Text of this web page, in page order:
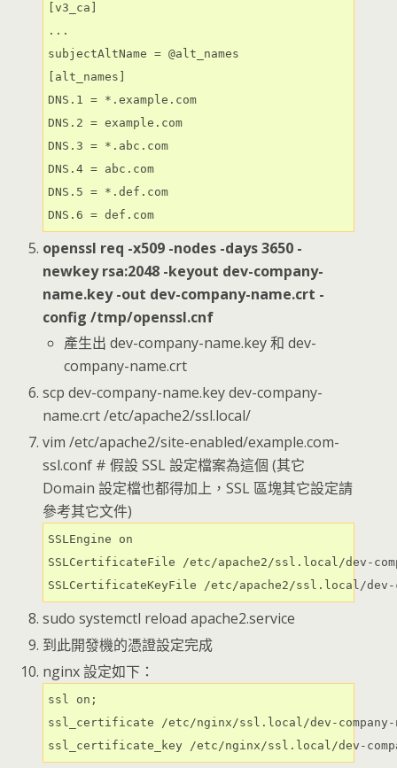
[v3_ca]
...
subjectAltName = @alt_names
[alt_names]
DNS.1 = *.example.com
DNS.2 = example.com
DNS.3 = *.abc.com
DNS.4 = abc.com
DNS.5 = *.def.com
openssl req -x509 -nodes -days 3650 -
newkey rsa:2048 -keyout dev-company-
name.key -out dev-company-name.crt -
config /tmp/openssl.cnf
產生出 dev-company-name.key 和 dev-
company-name.crt
scp dev-company-name.key dev-company-
name.crt /etc/apache2/ssl.local/
vim /etc/apache2/site-enabled/example.com-
ssl.conf # 假設 SSL 設定檔案為這個 (其它
Domain 設定檔也都得加上，SSL 區塊其它設定請
參考其它文件)
SSLEngine on
SSLCertificateFile /etc/apache2/ssl.local/dev-
SSLCertificateKeyFile /etc/apache2/ssl.local/dev-
sudo systemctl reload apache2.service
到此開發機的憑證設定完成
nginx 設定如下：
ssl on;
ssl_certificate /etc/nginx/ssl.local/dev-company-
ssl_certificate_key /etc/nginx/ssl.local/dev-